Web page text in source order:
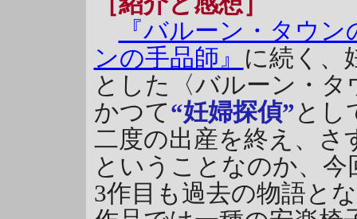
『バルーン・タウン
ンの手品師』
に続く、
とした〈バルーン・
かつて“妊婦探偵” とし
二度の出産を終え、さ
ということなのか、
3作目も過去の物語と